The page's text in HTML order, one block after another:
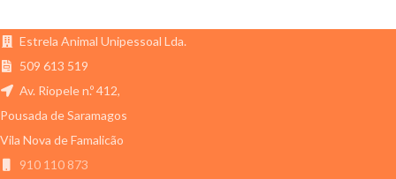
objetos
nutricionais
Estrela Animal Unipessoal Lda.
509 613 519
Av. Riopele n.º 412,
Pousada de Saramagos
Vila Nova de Famalicão
910 110 873